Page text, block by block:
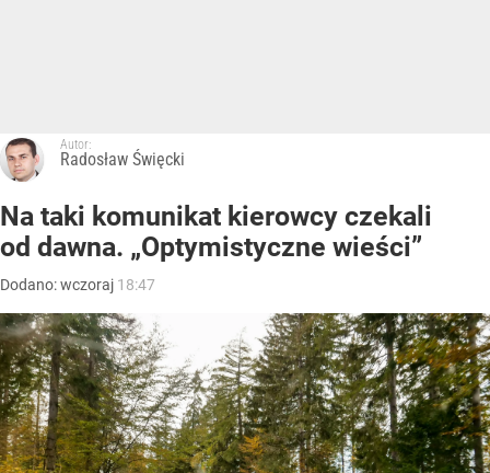
Autor:
Radosław Święcki
Na taki komunikat kierowcy czekali
od dawna. „Optymistyczne wieści”
Dodano:wczoraj 18:47